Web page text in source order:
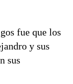
fue que los
y sus
sus